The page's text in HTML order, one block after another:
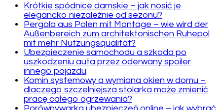
Krótkie spódnice damskie – jak nosić je
elegancko niezależnie od sezonu?
Pergola aus Polen mit Montage – wie wird der
Außenbereich zum architektonischen Ruhepol
mit mehr Nutzungsqualität?
Ubezpieczenie samochodu a szkoda po
uszkodzeniu auta przez oderwany spoiler
innego pojazdu
Komin systemowy a wymiana okien w domu –
dlaczego szczelniejsza stolarka może zmienić
pracę całego ogrzewania?